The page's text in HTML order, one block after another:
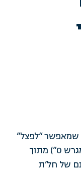
שמאפשר “לפצל”
חלק מחלקת המגורים (הקרויה גם “מגרש 0”) מתוך
כחצי דונם מתוך 2.5 דונם של חל’ת